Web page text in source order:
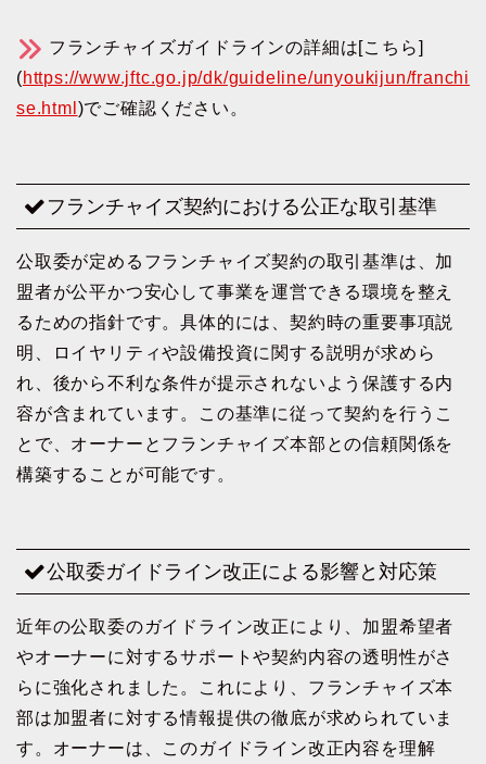
フランチャイズガイドラインの詳細は[こちら]
(https://www.jftc.go.jp/dk/guideline/unyoukijun/franchi
se.html )でご確認ください。
フランチャイズ契約における公正な取引基準
公取委が定めるフランチャイズ契約の取引基準は、加
盟者が公平かつ安心して事業を運営できる環境を整え
るための指針です。具体的には、契約時の重要事項説
明、ロイヤリティや設備投資に関する説明が求めら
れ、後から不利な条件が提示されないよう保護する内
容が含まれています。この基準に従って契約を行うこ
とで、オーナーとフランチャイズ本部との信頼関係を
構築することが可能です。
公取委ガイドライン改正による影響と対応策
近年の公取委のガイドライン改正により、加盟希望者
やオーナーに対するサポートや契約内容の透明性がさ
らに強化されました。これにより、フランチャイズ本
部は加盟者に対する情報提供の徹底が求められていま
す。オーナーは、このガイドライン改正内容を理解